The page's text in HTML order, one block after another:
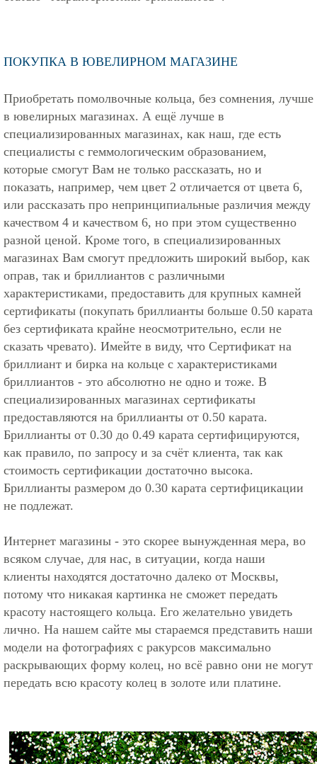
ПОКУПКА В ЮВЕЛИРНОМ МАГАЗИНЕ
Приобретать помолвочные кольца, без сомнения, лучше
в ювелирных магазинах. А ещё лучше в
специализированных магазинах, как наш, где есть
специалисты с геммологическим образованием,
которые смогут Вам не только рассказать, но и
показать, например, чем цвет 2 отличается от цвета 6,
или рассказать про непринципиальные различия между
качеством 4 и качеством 6, но при этом существенно
разной ценой. Кроме того, в специализированных
магазинах Вам смогут предложить широкий выбор, как
оправ, так и бриллиантов с различными
характеристиками, предоставить для крупных камней
сертификаты (покупать бриллианты больше 0.50 карата
без сертификата крайне неосмотрительно, если не
сказать чревато). Имейте в виду, что Сертификат на
бриллиант и бирка на кольце с характеристиками
бриллиантов - это абсолютно не одно и тоже. В
специализированных магазинах сертификаты
предоставляются на бриллианты от 0.50 карата.
Бриллианты от 0.30 до 0.49 карата сертифицируются,
как правило, по запросу и за счёт клиента, так как
стоимость сертификации достаточно высока.
Бриллианты размером до 0.30 карата сертифицикации
не подлежат.
Интернет магазины - это скорее вынужденная мера, во
всяком случае, для нас, в ситуации, когда наши
клиенты находятся достаточно далеко от Москвы,
потому что никакая картинка не сможет передать
красоту настоящего кольца. Его желательно увидеть
лично. На нашем сайте мы стараемся представить наши
модели на фотографиях с ракурсов максимально
раскрывающих форму колец, но всё равно они не могут
передать всю красоту колец в золоте или платине.